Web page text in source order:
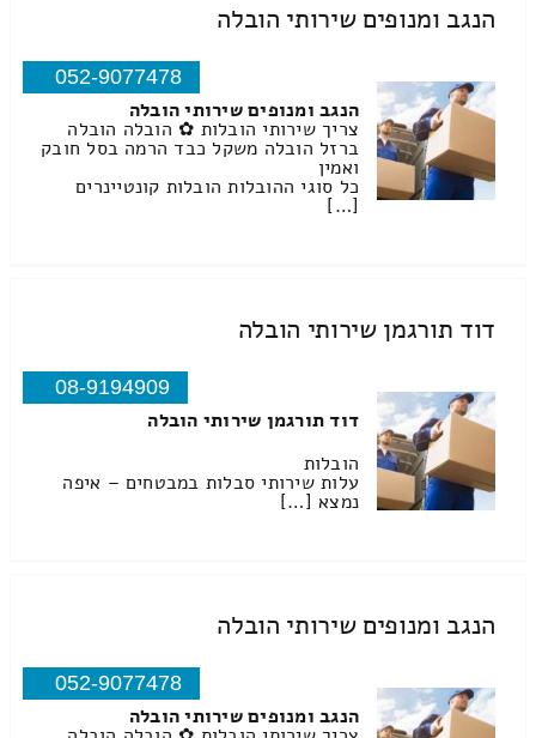
הנגב ומנופים שירותי הובלה
052-9077478
הנגב ומנופים שירותי הובלה
צריך שירותי הובלות ✿ הובלה הובלה
ברזל הובלה משקל כבד הרמה בסל חובק
ואמין
כל סוגי ההובלות הובלות קונטיינרים
[…]
דוד תורגמן שירותי הובלה
08-9194909
דוד תורגמן שירותי הובלה
הובלות
עלות שירותי סבלות במבטחים – איפה
נמצא […]
הנגב ומנופים שירותי הובלה
052-9077478
הנגב ומנופים שירותי הובלה